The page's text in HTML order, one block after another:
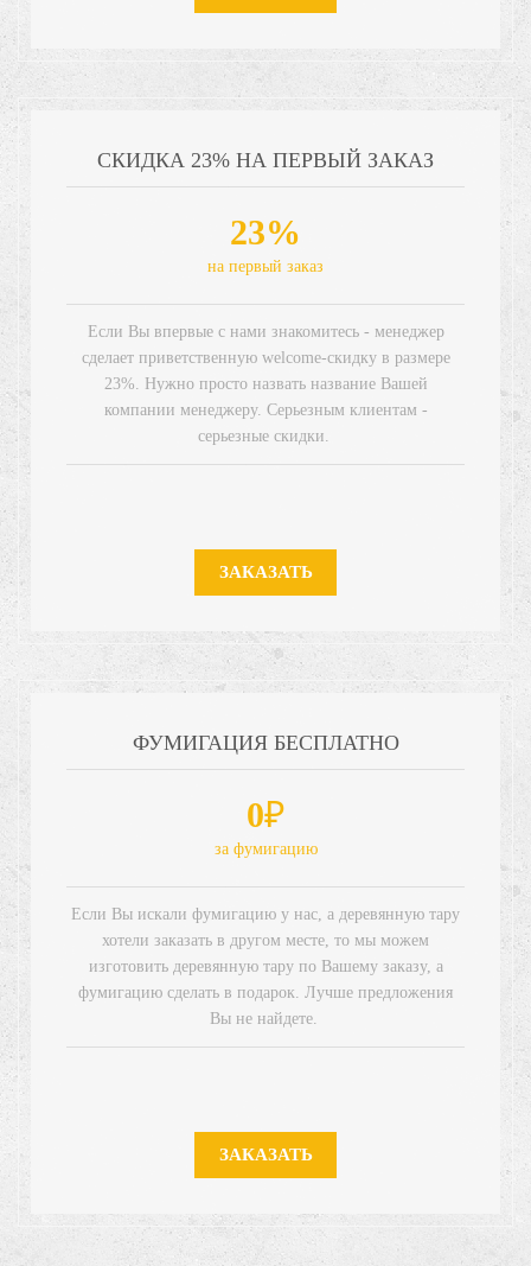
СКИДКА 23% НА ПЕРВЫЙ ЗАКАЗ
23%
на первый заказ
Если Вы впервые с нами знакомитесь - менеджер
сделает приветственную welcome-скидку в размере
23%. Нужно просто назвать название Вашей
компании менеджеру. Серьезным клиентам -
серьезные скидки.
ЗАКАЗАТЬ
ФУМИГАЦИЯ БЕСПЛАТНО
0₽
за фумигацию
Если Вы искали фумигацию у нас, а деревянную тару
хотели заказать в другом месте, то мы можем
изготовить деревянную тару по Вашему заказу, а
фумигацию сделать в подарок. Лучше предложения
Вы не найдете.
ЗАКАЗАТЬ